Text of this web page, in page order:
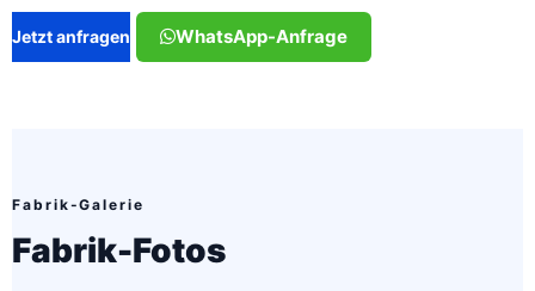
Jetzt anfragen WhatsApp-Anfrage
Fabrik-Galerie
Fabrik-Fotos